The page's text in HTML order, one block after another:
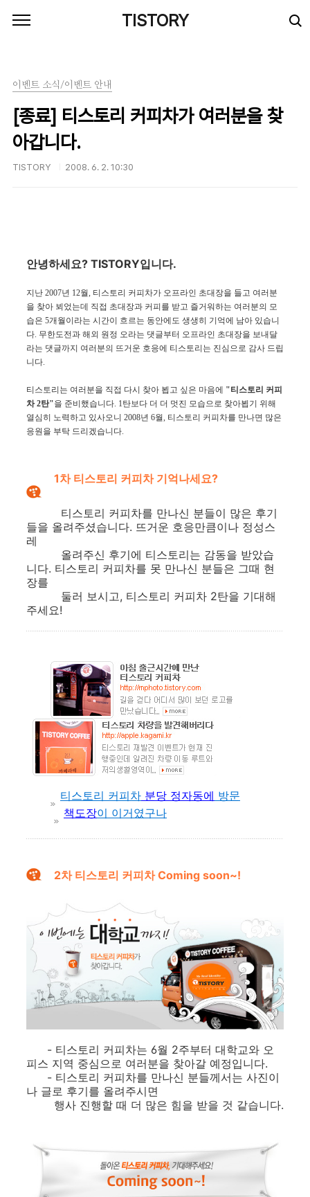
TISTORY
이벤트 소식/이벤트 안내
[종료] 티스토리 커피차가 여러분을 찾
아갑니다.
TISTORY 2008. 6. 2. 10:30
안녕하세요? TISTORY입니다.
지난 2007년 12월, 티스토리 커피차가 오프라인 초대장을 들고 여러분
을 찾아 뵈었는데 직접 초대장과 커피를 받고 즐거워하는 여러분의 모
습은 5개월이라는 시간이 흐르는 동안에도 생생히 기억에 남아 있습니
다. 무한도전과 해외 원정 오라는 댓글부터 오프라인 초대장을 보내달
라는 댓글까지 여러분의 뜨거운 호응에 티스토리는 진심으로 감사 드립
니다.
티스토리는 여러분을 직접 다시 찾아 뵙고 싶은 마음에 "티스토리 커피
차2탄"을 준비했습니다. 1탄보다 더 더 멋진 모습으로 찾아뵙기 위해
열심히 노력하고 있사오니 2008년 6월, 티스토리 커피차를 만나면 많은
응원을 부탁 드리겠습니다.
1차 티스토리 커피차 기억나세요?
티스토리 커피차를 만나신 분들이 많은 후기
들을 올려주셨습니다. 뜨거운 호응만큼이나 정성스
레
올려주신 후기에 티스토리는 감동을 받았습
니다. 티스토리 커피차를 못 만나신 분들은 그때 현
장를
둘러 보시고, 티스토리 커피차 2탄을 기대해
주세요!
티스토리 커피차 분당 정자동에 방문
책도장이 이거였구나
2차 티스토리 커피차 Coming soon~!
- 티스토리 커피차는 6월 2주부터 대학교와 오
피스 지역 중심으로 여러분을 찾아갈 예정입니다.
- 티스토리 커피차를 만나신 분들께서는 사진이
나 글로 후기를 올려주시면
행사 진행할 때 더 많은 힘을 받을 것 같습니다.